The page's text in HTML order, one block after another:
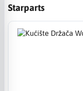
Starparts